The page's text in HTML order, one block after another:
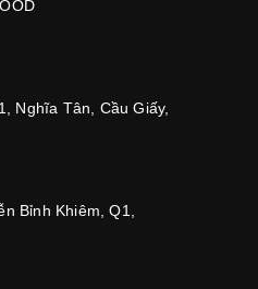
Nghĩa Tân, Cầu Giấy,
Bỉnh Khiêm, Q1,